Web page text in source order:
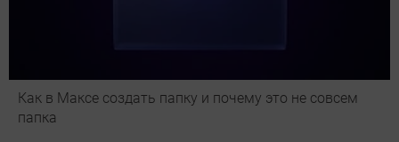
Как в Максе создать папку и почему это не совсем
папка